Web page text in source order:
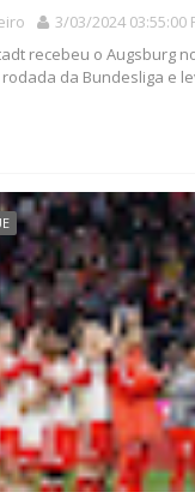
3/03/2024 03:55:00
recebeu o Augsburg
da Bundesliga e